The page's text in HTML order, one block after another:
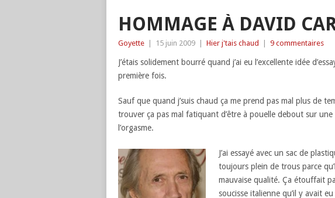
HOMMAGE À DAVID
Goyette 15 juin 2009 Hier j'tais chaud 9 commentaires
J’étais solidement bourré quand j’ai eu l’excellente idée
première fois.
Sauf que quand j’suis chaud ça me prend pas mal plus de
trouver ça pas mal fatiquant d’être à pouelle debout sur
l’orgasme.
J’ai essayé avec un sac de
toujours plein de trous parce
mauvaise qualité. Ça étouffait
soucisse italienne qu’il y avait